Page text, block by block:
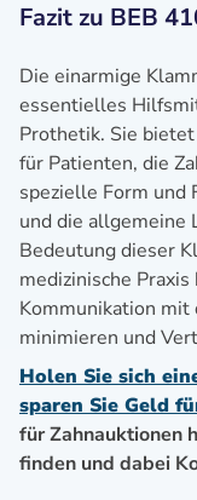
Fazit zu BEB
Die einarmige
essentielles
Prothetik. Sie
für Patienten, die
spezielle Form und
und die allgemeine
Bedeutung dieser
medizinische
Kommunikation mit
minimieren und
Holen Sie sich
sparen Sie Geld
für Zahnauktionen
finden und dabei